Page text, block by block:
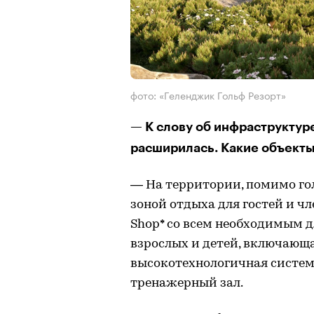
фото: «Геленджик Гольф Резорт»
— К слову об
расширилась. Какие
— На территории, помимо
зоной отдыха для гостей и
Shop* со всем необходимым
взрослых и детей,
высокотехнологичная
тренажерный зал.